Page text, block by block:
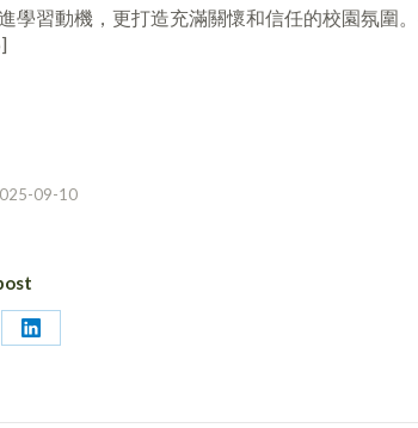
習動機，更打造充滿關懷和信任的校園氛圍
09-10
Share